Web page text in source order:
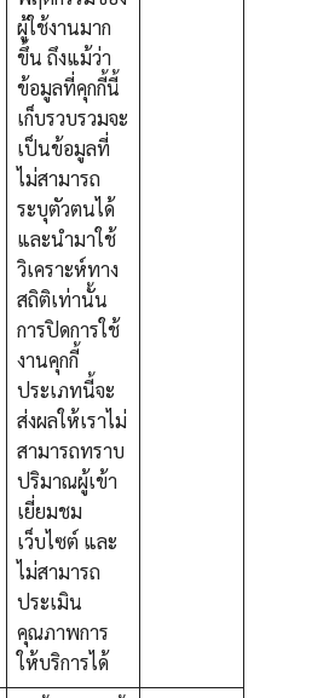
ผู้ใช้งานมาก
ขึ้น ถึงแม้ว่า
ข้อมูลที่คุกกี้นี้
เก็บรวบรวมจะ
เป็นข้อมูลที่
ไม่สามารถ
ระบุตัวตนได้
และนำมาใช้
วิเคราะห์ทาง
สถิติเท่านั้น
การปิดการใช้
งานคุกกี้
ประเภทนี้จะ
ส่งผลให้เราไม่
สามารถทราบ
ปริมาณผู้เข้า
เยี่ยมชม
เว็บไซต์ และ
ไม่สามารถ
ประเมิน
คุณภาพการ
ให้บริการได้